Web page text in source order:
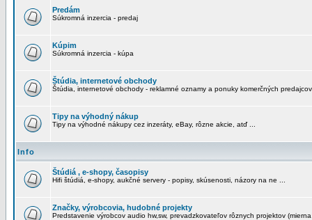
Predám
Súkromná inzercia - predaj
Kúpim
Súkromná inzercia - kúpa
Štúdia, internetové obchody
Štúdia, internetové obchody - reklamné oznamy a ponuky komerčných predajcov
Tipy na výhodný nákup
Tipy na výhodné nákupy cez inzeráty, eBay, rôzne akcie, atď ...
Info
Štúdiá , e-shopy, časopisy
Hifi štúdiá, e-shopy, aukčné servery - popisy, skúsenosti, názory na ne ...
Značky, výrobcovia, hudobné projekty
Predstavenie výrobcov audio hw,sw, prevadzkovateľov rôznych projektov